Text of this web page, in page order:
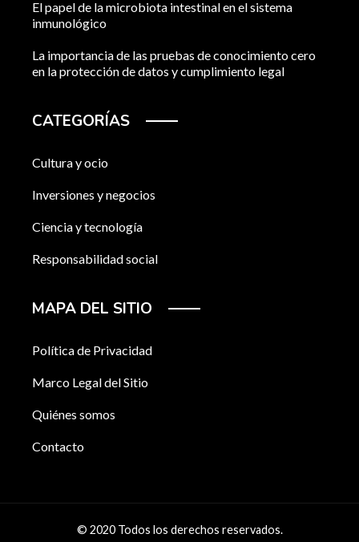
El papel de la microbiota intestinal en el sistema
inmunológico
La importancia de las pruebas de conocimiento cero
en la protección de datos y cumplimiento legal
CATEGORÍAS
Cultura y ocio
Inversiones y negocios
Ciencia y tecnología
Responsabilidad social
MAPA DEL SITIO
Política de Privacidad
Marco Legal del Sitio
Quiénes somos
Contacto
© 2020 Todos los derechos reservados.